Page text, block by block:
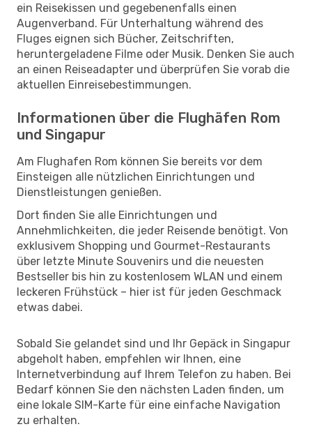
ein Reisekissen und gegebenenfalls einen
Augenverband. Für Unterhaltung während des
Fluges eignen sich Bücher, Zeitschriften,
heruntergeladene Filme oder Musik. Denken Sie auch
an einen Reiseadapter und überprüfen Sie vorab die
aktuellen Einreisebestimmungen.
Informationen über die Flughäfen Rom
und Singapur
Am Flughafen Rom können Sie bereits vor dem
Einsteigen alle nützlichen Einrichtungen und
Dienstleistungen genießen.
Dort finden Sie alle Einrichtungen und
Annehmlichkeiten, die jeder Reisende benötigt. Von
exklusivem Shopping und Gourmet-Restaurants
über letzte Minute Souvenirs und die neuesten
Bestseller bis hin zu kostenlosem WLAN und einem
leckeren Frühstück – hier ist für jeden Geschmack
etwas dabei.
Sobald Sie gelandet sind und Ihr Gepäck in Singapur
abgeholt haben, empfehlen wir Ihnen, eine
Internetverbindung auf Ihrem Telefon zu haben. Bei
Bedarf können Sie den nächsten Laden finden, um
eine lokale SIM-Karte für eine einfache Navigation
zu erhalten.